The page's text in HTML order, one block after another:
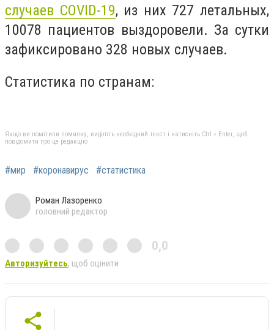
случаев COVID-19, из них 727 летальных,
10078 пациентов выздоровели. За сутки
зафиксировано 328 новых случаев.
Статистика по странам:
Якщо ви помітили помилку, виділіть необхідний текст і натисніть Ctrl + Enter, щоб
повідомити про це редакцію
#мир #коронавирус #статистика
Роман Лазоренко
головний редактор
0,0
Авторизуйтесь, щоб оцінити